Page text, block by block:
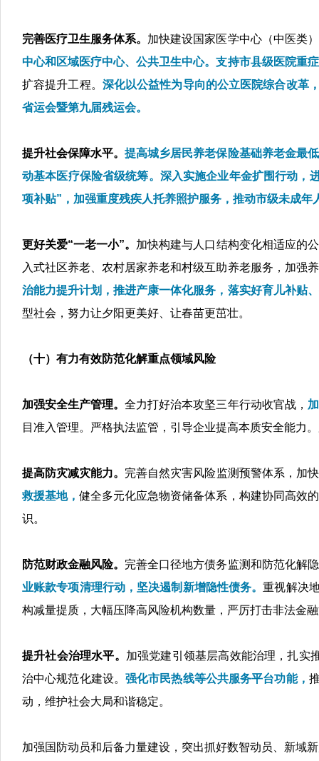
完善医疗卫生服务体系。 加快建设国家医学中心（中医类
中心和区域医疗中心、公共卫生中心。支持市县级医院重
扩容提升工程。 深化以公益性为导向的公立医院综合改革
省运会暨第九届残运会。
提升社会保障水平。提高城乡居民养老保险基础养老金最
动基本医疗保险省级统筹。深入实施企业年金扩围行动，
项补贴”，加强重度残疾人托养照护服务，推动市级未成年
更好关爱“一老一小”。 加快构建与人口结构变化相适应的
入式社区养老、农村居家养老和村级互助养老服务，加强
治能力提升计划，推进产康一体化服务，落实好育儿补贴
型社会，努力让夕阳更美好、让春苗更茁壮。
（十）有力有效防范化解重点领域风险
加强安全生产管理。全力打好治本攻坚三年行动收官战，
目准入管理。严格执法监管，引导企业提高本质安全能力
提高防灾减灾能力。 完善自然灾害风险监测预警体系，加
救援基地，健全多元化应急物资储备体系，构建协同高效
识。
防范财政金融风险。 完善全口径地方债务监测和防范化解
业账款专项清理行动，坚决遏制新增隐性债务。重视解决
构减量提质，大幅压降高风险机构数量 ，严厉打击非法金
提升社会治理水平。 加强党建引领基层高效能治理，扎实
治中心规范化建设。强化市民热线等公共服务平台功能，
动，维护社会大局和谐稳定。
加强国防动员和后备力量建设，突出抓好数智动员、新域